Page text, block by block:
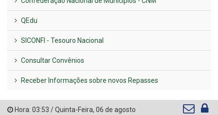
QEdu
SICONFI - Tesouro Nacional
Consultar Convênios
Receber Informações sobre novos Repasses
Hora: 03:53 /Quinta-Feira, 06 de agosto